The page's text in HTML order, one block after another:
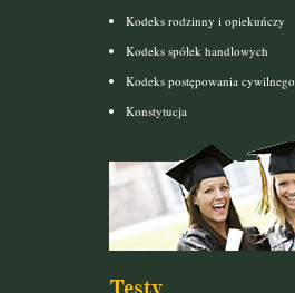
Kodeks rodzinny i opiekuńczy
Kodeks spółek handlowych
Kodeks postępowania cywilnego
Konstytucja